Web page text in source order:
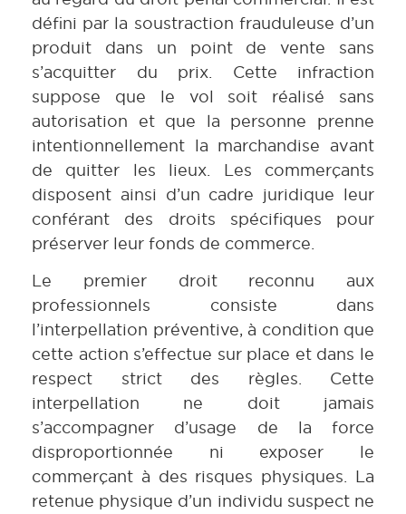
défini par la soustraction frauduleuse d’un
produit dans un point de vente sans
s’acquitter du prix. Cette infraction
suppose que le vol soit réalisé sans
autorisation et que la personne prenne
intentionnellement la marchandise avant
de quitter les lieux. Les commerçants
disposent ainsi d’un cadre juridique leur
conférant des droits spécifiques pour
préserver leur fonds de commerce.
Le premier droit reconnu aux
professionnels consiste dans
l’interpellation préventive, à condition que
cette action s’effectue sur place et dans le
respect strict des règles. Cette
interpellation ne doit jamais
s’accompagner d’usage de la force
disproportionnée ni exposer le
commerçant à des risques physiques. La
retenue physique d’un individu suspect ne